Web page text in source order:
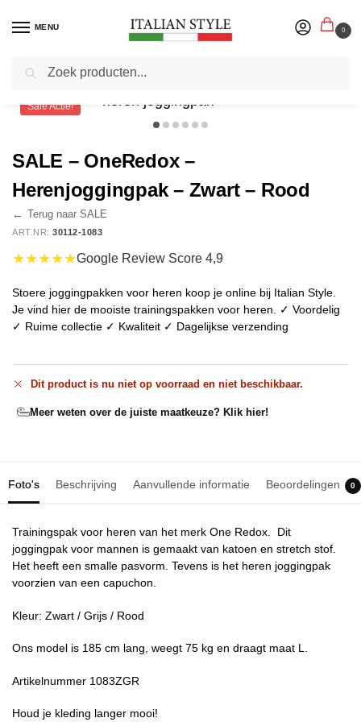
MENU 0
Home Herenmode / Joggingpakken
Sale Actie!
SALE – OneRedox –
Herenjoggingpak – Zwart – Rood
← Terug naar SALE
ART.NR: 30112-1083
★★★★★Google Review Score 4,9
Stoere joggingpakken voor heren koop je online bij Italian Style.
Je vind hier de mooiste trainingspakken voor heren. ✓ Voordelig
✓ Ruime collectie ✓ Kwaliteit ✓ Dagelijkse verzending
Dit product is nu niet op voorraad en niet beschikbaar.
Meer weten over de juiste maatkeuze? Klik hier!
Foto's Beschrijving Aanvullende informatie Beoordelingen 0
Trainingspak voor heren van het merk One Redox. Dit
joggingpak voor mannen is gemaakt van katoen en stretch stof.
Het heeft een smalle pasvorm. Tevens is het heren joggingpak
voorzien van een capuchon.
Kleur: Zwart / Grijs / Rood
Ons model is 185 cm lang, weegt 75 kg en draagt maat L.
Artikelnummer 1083ZGR
Houd je kleding langer mooi!